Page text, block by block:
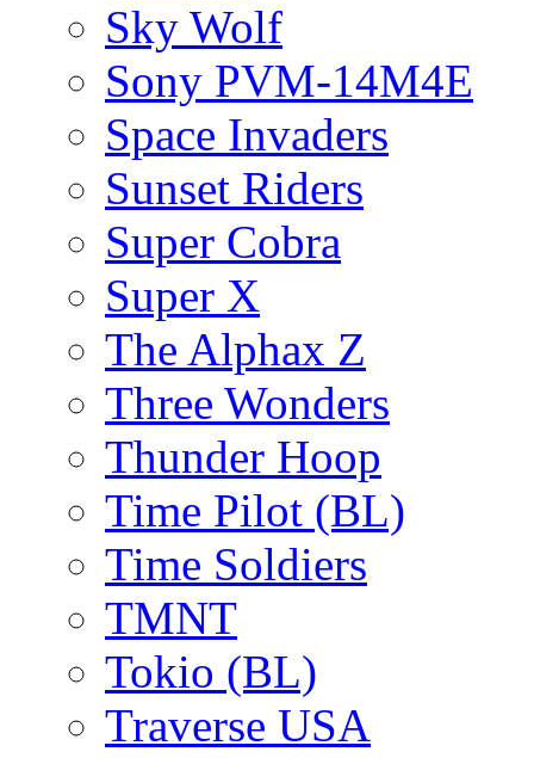
Sky Wolf
Sony PVM-14M4E
Space Invaders
Sunset Riders
Super Cobra
Super X
The Alphax Z
Three Wonders
Thunder Hoop
Time Pilot (BL)
Time Soldiers
TMNT
Tokio (BL)
Traverse USA